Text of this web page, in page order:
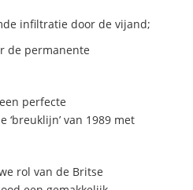
infiltratie door de vijand;
de permanente
perfecte
van 1989 met
rol van de Britse